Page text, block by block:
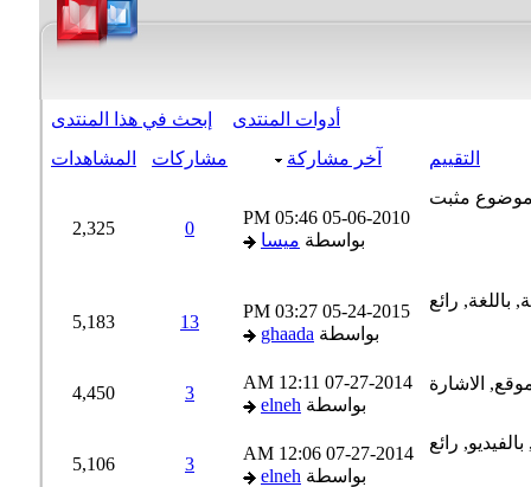
أدوات المنتدى
إبحث في هذا المنتدى
التقييم
آخر مشاركة مشاركات المشاهدات
05-06-2010
05:46 PM
بواسطةميسا
2,325
05-24-2015
03:27 PM
بواسطةghaada
13
5,183
07-27-2014
12:11 AM
بواسطةelneh
4,450
07-27-2014
12:06 AM
بواسطةelneh
5,106